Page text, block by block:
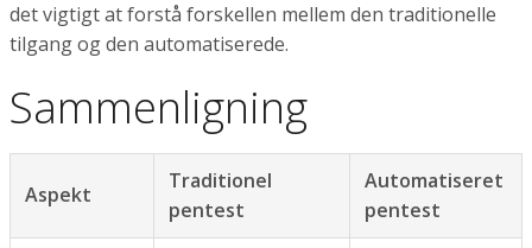
det vigtigt at forstå forskellen mellem den traditionelle
tilgang og den automatiserede.
Sammenligning
Aspekt
Traditionel
pentest
Automatiseret
pentest